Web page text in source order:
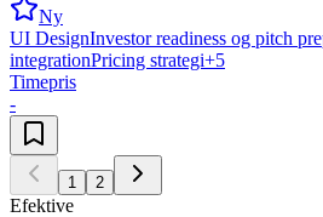
Ny
UI DesignInvestor readiness og pitch
integrationPricing strategi+5
Timepris
-
1 2
Efektive